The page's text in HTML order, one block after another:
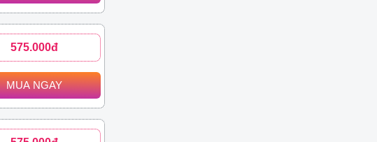
575.000đ
MUA NGAY